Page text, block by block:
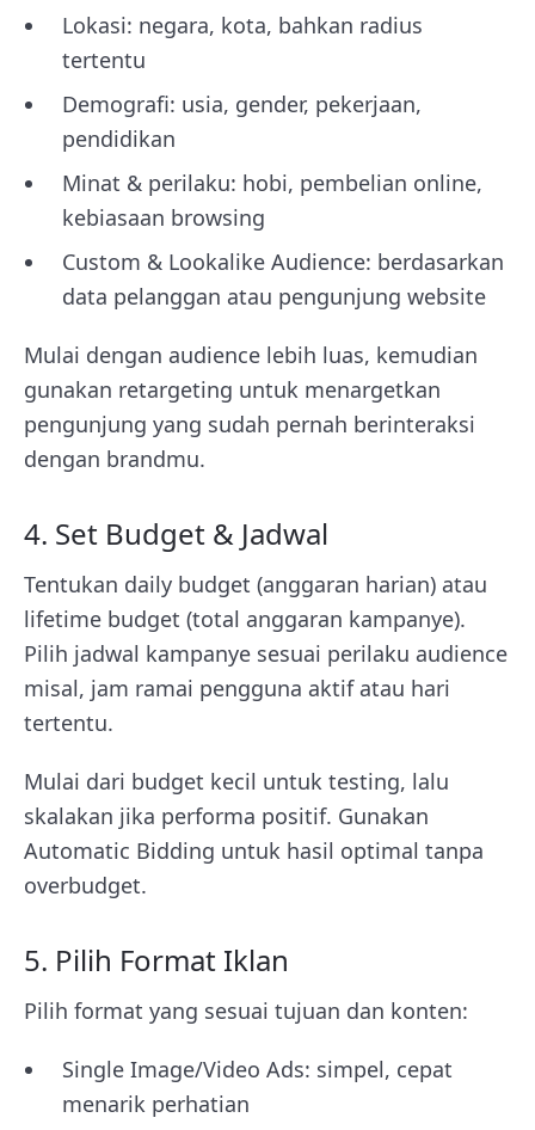
Lokasi: negara, kota, bahkan radius
tertentu
Demografi: usia, gender, pekerjaan,
pendidikan
Minat & perilaku: hobi, pembelian online,
kebiasaan browsing
Custom & Lookalike Audience: berdasarkan
data pelanggan atau pengunjung website
Mulai dengan audience lebih luas, kemudian
gunakan retargeting untuk menargetkan
pengunjung yang sudah pernah berinteraksi
dengan brandmu.
4. Set Budget & Jadwal
Tentukan daily budget (anggaran harian) atau
lifetime budget (total anggaran kampanye).
Pilih jadwal kampanye sesuai perilaku audience
misal, jam ramai pengguna aktif atau hari
tertentu.
Mulai dari budget kecil untuk testing, lalu
skalakan jika performa positif. Gunakan
Automatic Bidding untuk hasil optimal tanpa
overbudget.
5. Pilih Format Iklan
Pilih format yang sesuai tujuan dan konten:
Single Image/Video Ads: simpel, cepat
menarik perhatian